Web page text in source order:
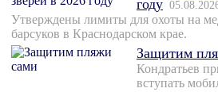
году
Утверждены лимиты для охоты на
барсуков в Краснодарском крае.
Защитим
Кондратьев
вступать